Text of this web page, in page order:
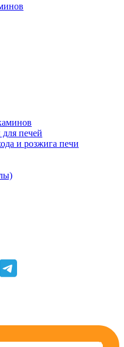
печей
и розжига печи